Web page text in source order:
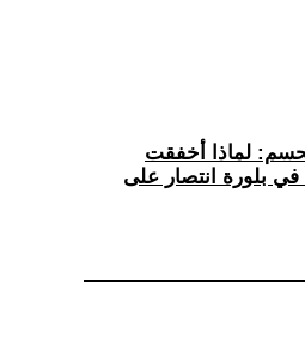
لماذا أخفقت
في بلورة انتصار على